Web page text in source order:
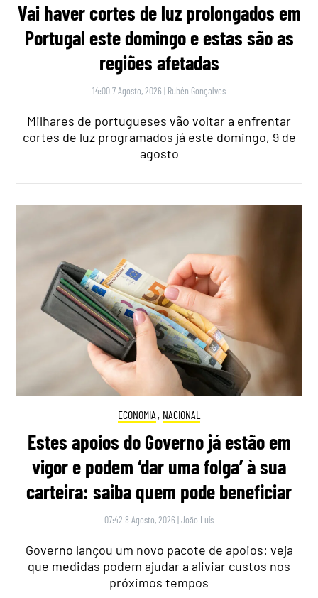
Vai haver cortes de luz prolongados em
Portugal este domingo e estas são as
regiões afetadas
14:00 7 Agosto, 2026 | Rubén Gonçalves
Milhares de portugueses vão voltar a enfrentar
cortes de luz programados já este domingo, 9 de
agosto
ECONOMIA , NACIONAL
Estes apoios do Governo já estão em
vigor e podem ‘dar uma folga’ à sua
carteira: saiba quem pode beneficiar
07:42 8 Agosto, 2026 |João Luís
Governo lançou um novo pacote de apoios: veja
que medidas podem ajudar a aliviar custos nos
próximos tempos